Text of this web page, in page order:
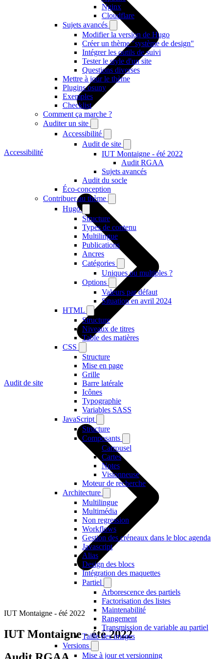
Nginx
Cloudflare
Sujets avancés
Modifier la version de Hugo
Créer un thème "système de design"
Intégrer les outils de suivi
Tester le style d'un site
Questions diverses
Mettre à jour le thème
Plugins osuny
Exemples
Checklist
Comment ça marche ?
Auditer un site
Accessibilité
Audit de site
IUT Montaigne - été 2022
Audit RGAA
Sujets avancés
Audit du socle
Éco-conception
Contribuer au thème
Hugo
Structure
Types de contenu
Multilingue
Publications
Ancres
Catégories
Uniques ou multiples ?
Options
Valeurs par défaut
Situation en avril 2024
HTML
Structure
Niveaux de titres
Table des matières
CSS
Structure
Mise en page
Grille
Barre latérale
Icônes
Typographie
Variables SASS
JavaScript
Structure
Composants
Carrousel
Cartes
Notes
Visionneuse
Moteur de recherche
Architecture
Multilingue
Multimédia
Non regression
Workflows
Gestion des créneaux dans le bloc agenda
Javascript
Alias
Design des blocs
Intégration des maquettes
Partiel
Arborescence des partiels
Factorisation des listes
Maintenabilité
Rangement
Transmission de variable au partiel
Taille des images
Versions
Mise à jour et versionning
Accessibilité
Audit de site
IUT Montaigne - été 2022
IUT Montaigne - été 2022